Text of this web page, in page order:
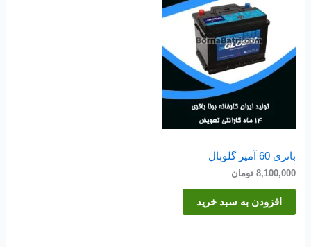
باتری 60 آمپر گلوبال
8,100,000 تومان
افزودن به سبد خرید